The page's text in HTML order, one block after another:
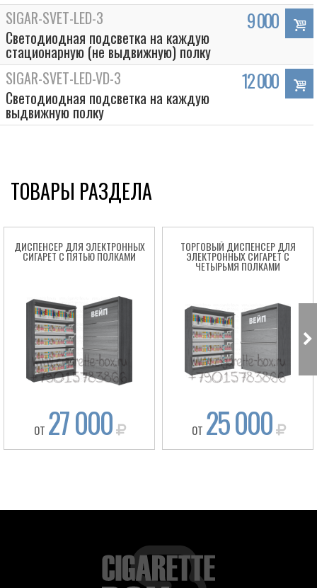
SIGAR-SVET-LED-3
Светодиодная подсветка на каждую
стационарную (не выдвижную) полку
9 000
SIGAR-SVET-LED-VD-3
Светодиодная подсветка на каждую
выдвижную полку
12 000
ТОВАРЫ РАЗДЕЛА
ДИСПЕНСЕР ДЛЯ ЭЛЕКТРОННЫХ
СИГАРЕТ С ПЯТЬЮ ПОЛКАМИ
ОТ 27 000
ТОРГОВЫЙ ДИСПЕНСЕР ДЛЯ
ЭЛЕКТРОННЫХ СИГАРЕТ С
ЧЕТЫРЬМЯ ПОЛКАМИ
ОТ 25 000